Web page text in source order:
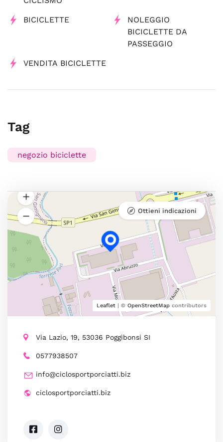
BICICLETTE
NOLEGGIO
BICICLETTE DA
PASSEGGIO
VENDITA BICICLETTE
Tag
negozio biciclette
Leaflet | © OpenStreetMap contributors
Ottieni indicazioni
Via Lazio, 19, 53036 Poggibonsi SI
0577938507
info@ciclosportporciatti.biz
ciclosportporciatti.biz